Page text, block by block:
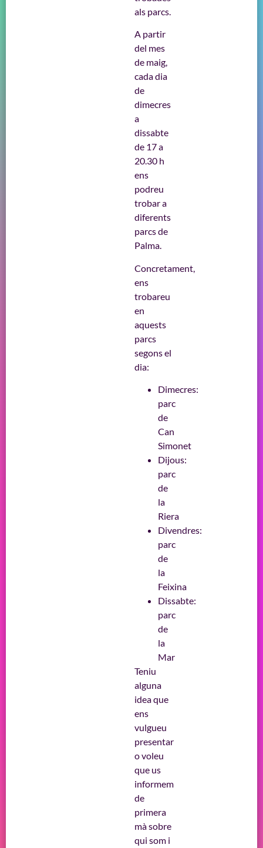
als parcs.
A partir
del mes
de maig,
cada dia
de
dimecres
a
dissabte
de 17 a
20.30 h
ens
podreu
trobar a
diferents
parcs de
Palma.
Concretament,
ens
trobareu
en
aquests
parcs
segons el
dia:
Dimecres:
parc
de
Can
Simonet
Dijous:
parc
de
la
Riera
Divendres:
parc
de
la
Feixina
Dissabte:
parc
de
la
Mar
Teniu
alguna
idea que
ens
vulgueu
presentar
o voleu
que us
informem
de
primera
mà sobre
qui som i